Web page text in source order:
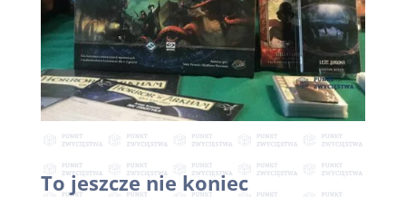
To jeszcze nie koniec